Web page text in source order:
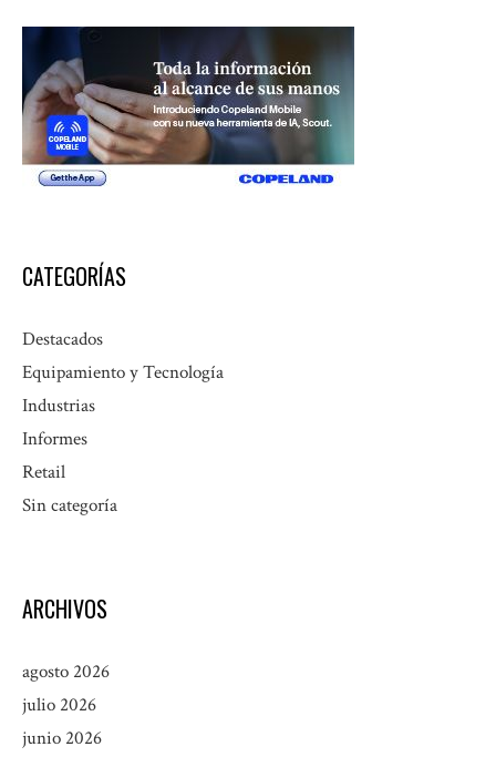
CATEGORÍAS
Destacados
Equipamiento y Tecnología
Industrias
Informes
Retail
Sin categoría
ARCHIVOS
agosto 2026
julio 2026
junio 2026